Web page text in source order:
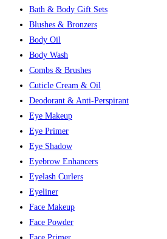
Bath & Body Gift Sets
Blushes & Bronzers
Body Oil
Body Wash
Combs & Brushes
Cuticle Cream & Oil
Deodorant & Anti-Perspirant
Eye Makeup
Eye Primer
Eye Shadow
Eyebrow Enhancers
Eyelash Curlers
Eyeliner
Face Makeup
Face Powder